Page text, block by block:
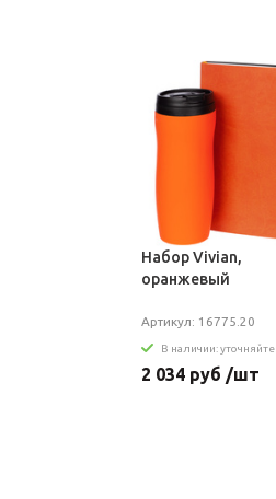
Набор Vivian,
оранжевый
Артикул: 16775.20
В наличии: уточняйте
2 034 руб /шт